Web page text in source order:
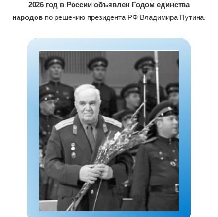
2026 год в России объявлен Годом единства
народов по решению президента РФ Владимира Путина.